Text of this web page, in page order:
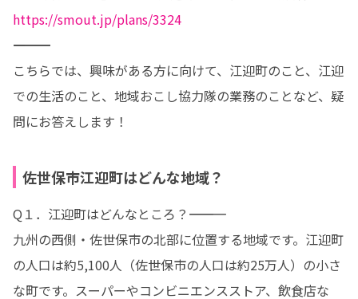
https://smout.jp/plans/3324
――――――――――――――――――――――
こちらでは、興味がある方に向けて、江迎町のこと、江迎
での生活のこと、地域おこし協力隊の業務のことなど、疑
問にお答えします！
佐世保市江迎町はどんな地域？
Q１．江迎町はどんなところ？―――――――――――
九州の西側・佐世保市の北部に位置する地域です。江迎町
の人口は約5,100人（佐世保市の人口は約25万人）の小さ
な町です。スーパーやコンビニエンスストア、飲食店な